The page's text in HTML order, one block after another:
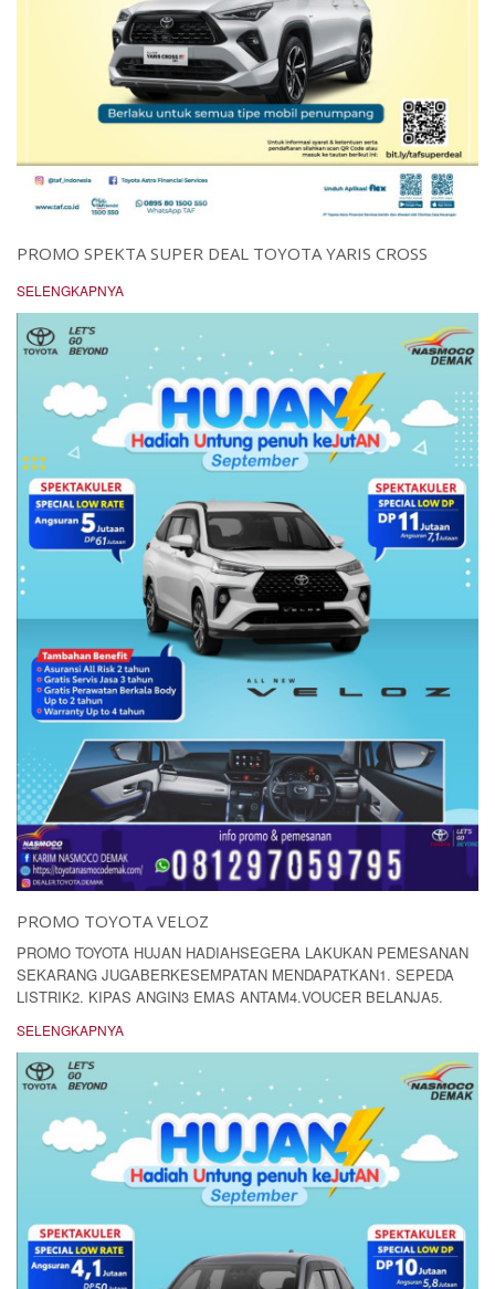
PROMO SPEKTA SUPER DEAL TOYOTA YARIS CROSS
SELENGKAPNYA
PROMO TOYOTA VELOZ
PROMO TOYOTA HUJAN HADIAHSEGERA LAKUKAN PEMESANAN
SEKARANG JUGABERKESEMPATAN MENDAPATKAN1. SEPEDA
LISTRIK2. KIPAS ANGIN3 EMAS ANTAM4.VOUCER BELANJA5.
SELENGKAPNYA